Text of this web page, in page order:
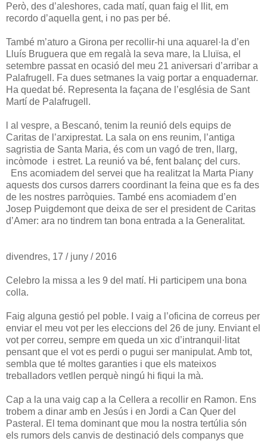
Però, des d’aleshores, cada matí, quan faig el llit, em
recordo d’aquella gent, i no pas per bé.
També m’aturo a Girona per recollir-hi una aquarel·la d’en
Lluís Bruguera que em regalà la seva mare, la Lluïsa, el
setembre passat en ocasió del meu 21 aniversari d’arribar a
Palafrugell. Fa dues setmanes la vaig portar a enquadernar.
Ha quedat bé. Representa la façana de l’església de Sant
Martí de Palafrugell.
l al vespre, a Bescanó, tenim la reunió dels equips de
Caritas de l’arxiprestat. La sala on ens reunim, l’antiga
sagristia de Santa Maria, és com un vagó de tren, llarg,
incòmode i estret. La reunió va bé, fent balanç del curs.
Ens acomiadem del servei que ha realitzat la Marta Piany
aquests dos cursos darrers coordinant la feina que es fa des
de les nostres parròquies. També ens acomiadem d’en
Josep Puigdemont que deixa de ser el president de Caritas
d’Amer: ara no tindrem tan bona entrada a la Generalitat.
divendres, 17 / juny / 2016
Celebro la missa a les 9 del matí. Hi participem una bona
colla.
Faig alguna gestió pel poble. I vaig a l’oficina de correus per
enviar el meu vot per les eleccions del 26 de juny. Enviant el
vot per correu, sempre em queda un xic d’intranquil·litat
pensant que el vot es perdi o pugui ser manipulat. Amb tot,
sembla que té moltes garanties i que els mateixos
treballadors vetllen perquè ningú hi fiqui la mà.
Cap a la una vaig cap a la Cellera a recollir en Ramon. Ens
trobem a dinar amb en Jesús i en Jordi a Can Quer del
Pasteral. El tema dominant que mou la nostra tertúlia són
els rumors dels canvis de destinació dels companys que